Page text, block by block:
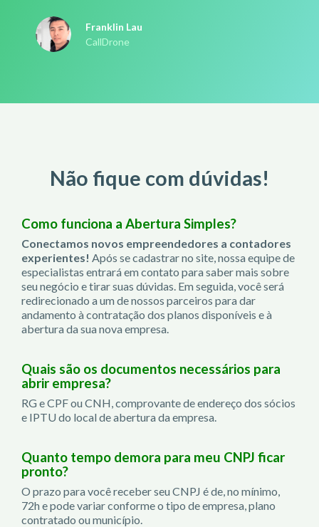
Franklin Lau
CallDrone
Não fique com dúvidas!
Como funciona a Abertura Simples?
Conectamos novos empreendedores a contadores
experientes! Após se cadastrar no site, nossa equipe de
especialistas entrará em contato para saber mais sobre
seu negócio e tirar suas dúvidas. Em seguida, você será
redirecionado a um de nossos parceiros para dar
andamento à contratação dos planos disponíveis e à
abertura da sua nova empresa.
Quais são os documentos necessários para
abrir empresa?
RG e CPF ou CNH, comprovante de endereço dos sócios
e IPTU do local de abertura da empresa.
Quanto tempo demora para meu CNPJ ficar
pronto?
O prazo para você receber seu CNPJ é de, no mínimo,
72h e pode variar conforme o tipo de empresa, plano
contratado ou município.